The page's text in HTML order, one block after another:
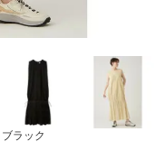
ブラック